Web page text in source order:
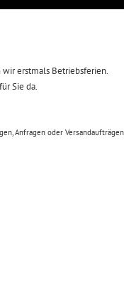
wir erstmals Betriebsferien.
Sie da.
Anfragen oder